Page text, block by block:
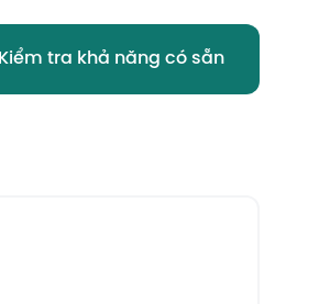
Kiểm tra khả năng có sẵn